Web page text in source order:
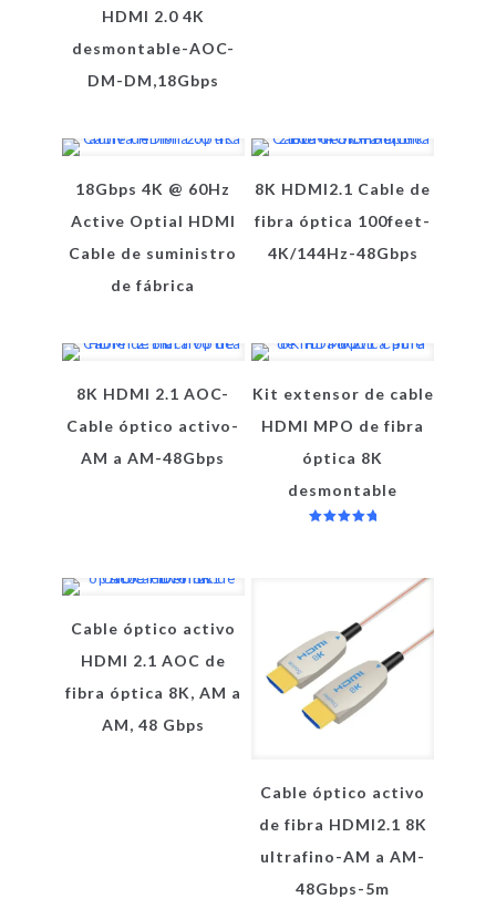
HDMI 2.0 4K
desmontable-AOC-
DM-DM,18Gbps
18Gbps 4K @ 60Hz
Active Optial HDMI
Cable de suministro
de fábrica
8K HDMI2.1 Cable de
fibra óptica 100feet-
4K/144Hz-48Gbps
8K HDMI 2.1 AOC-
Cable óptico activo-
AM a AM-48Gbps
Kit extensor de cable
HDMI MPO de fibra
óptica 8K
desmontable
Cable óptico activo
HDMI 2.1 AOC de
fibra óptica 8K, AM a
AM, 48 Gbps
Cable óptico activo
de fibra HDMI2.1 8K
ultrafino-AM a AM-
48Gbps-5m